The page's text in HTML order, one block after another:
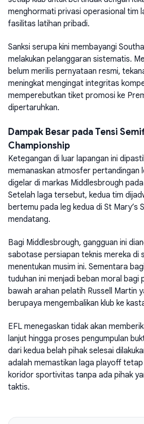
menghormati privasi operasional tim
fasilitas latihan pribadi.
Sanksi serupa kini membayangi
melakukan pelanggaran sistematis.
belum merilis pernyataan resmi,
meningkat mengingat integritas
memperebutkan tiket promosi ke
dipertaruhkan.
Dampak Besar pada Tensi
Championship
Ketegangan di luar lapangan ini
memanaskan atmosfer pertandingan
digelar di markas Middlesbrough
Setelah laga tersebut, kedua tim
bertemu pada leg kedua di St Mary’s
mendatang.
Bagi Middlesbrough, gangguan ini
sabotase persiapan teknis mereka di
menentukan musim ini. Sementara
tuduhan ini menjadi beban moral bagi
bawah arahan pelatih Russell Martin
berupaya mengembalikan klub ke
EFL menegaskan tidak akan
lanjut hingga proses pengumpulan
dari kedua belah pihak selesai
adalah memastikan laga playoff
koridor sportivitas tanpa ada pihak
taktis.